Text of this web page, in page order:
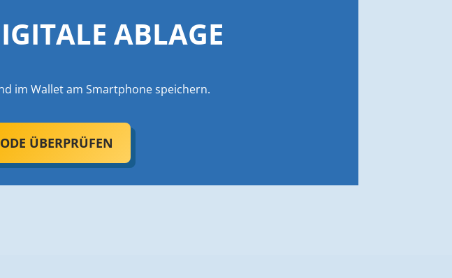
ABLAGE
im Wallet am Smartphone speichern.
ÜBERPRÜFEN